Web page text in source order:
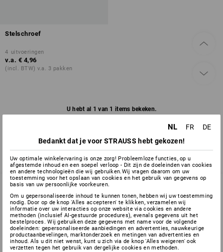
Stelschroef
4 uitvoeringen
v.a. € 4,96
(incl. BTW) v.a. 3 pakken
U hebt al 1 van 1 items bekeken.
SERVICE 02 400 27 64
SERVICE
NL FR
DE
Bedankt dat je voor STRAUSS hebt gekozen!
Uw optimale winkelervaring is onze zorg! Probleemloze functies, op u
afgestemde inhoud en een soepel verloop - Dit zijn de doeleinden van cookies
en andere technologieën die wij gebruiken.Wij vragen daarom om uw
toestemming voor het opslaan van cookies en het gebruik van gegevens op
basis van uw persoonlijke voorkeuren.
Om u gepersonaliseerde inhoud te kunnen tonen, hebben wij uw toestemming
nodig. Door op de knop 'Alles accepteren' te klikken, verzamelen wij
informatie over uw interacties op onze website via cookies en andere
methoden (inclusief AI-gestuurde procedures), evenals gegevens uit het
bestelproces. Wij gebruiken deze gegevens met name voor de volgende
doeleinden: gepersonaliseerde aanbiedingen en advertenties, nauwkeurige
productaanbevelingen, marktonderzoek en metingen van advertenties en
inhoud. Als u dit niet wenst, kunt u zich via de knop 'Alles weigeren' ook
verzetten tegen het gebruik van dergelijke cookies en methoden.